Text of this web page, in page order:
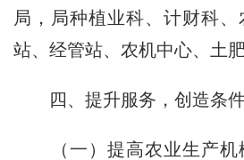
局，局种植业科、计财科
站、经管站、农机中心、土肥
四、提升服务，创造条
（一）提高农业生产